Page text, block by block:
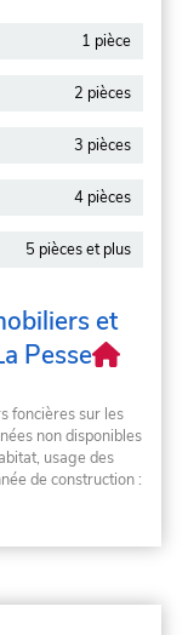
1 pièce
2 pièces
3 pièces
4 pièces
5 pièces et plus
et
Pesse
foncières sur les
non disponibles
usage des
de construction :